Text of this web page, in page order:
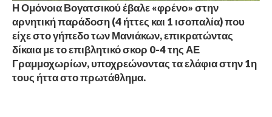
Η Ομόνοια Βογατσικού έβαλε «φρένο» στην
αρνητική παράδοση (4 ήττες και 1 ισοπαλία) που
είχε στο γήπεδο των Μανιάκων, επικρατώντας
δίκαια με το επιβλητικό σκορ 0-4 της ΑΕ
Γραμμοχωρίων, υποχρεώνοντας τα ελάφια στην 1η
τους ήττα στο πρωτάθλημα.